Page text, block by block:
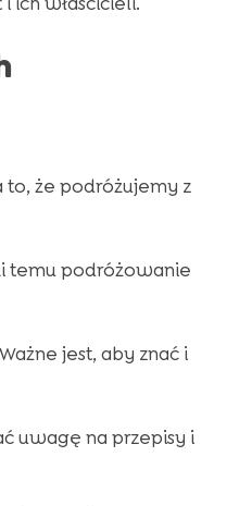
że podróżujemy z
temu podróżowanie
jest, aby znać i
uwagę na przepisy i